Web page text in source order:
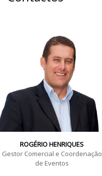
ROGÉRIO HENRIQUES
Gestor Comercial e Coordenação
de Eventos